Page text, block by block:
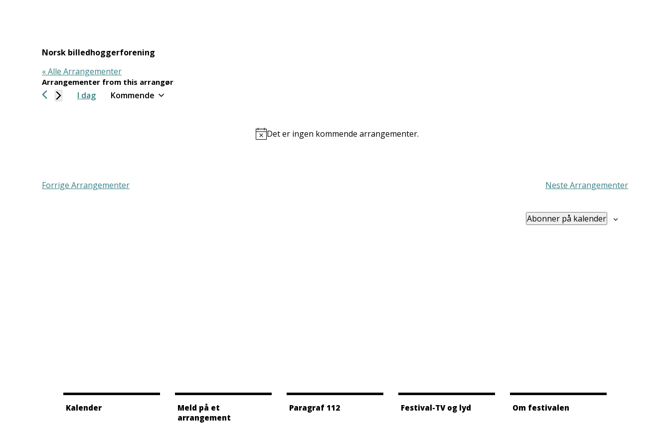
Norsk billedhoggerforening
« Alle Arrangementer
Arrangementer from this arrangør
Notice
Det er ingen kommende arrangementer.
I dag
Kommende
Forrige Arrangementer Neste Arrangementer
Abonner på kalender
Kalender
Meld på et
arrangement
Paragraf 112 Festival-TV og lyd Om festivalen